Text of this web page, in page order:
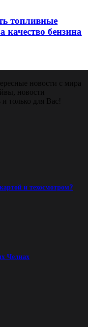
топливные
качество бензина
новости с мира
новости
только для Вас!
и техосмотром?
Челнах